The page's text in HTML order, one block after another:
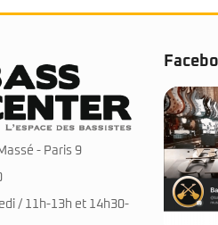
- Paris 9
/ 11h-13h et 14h30-